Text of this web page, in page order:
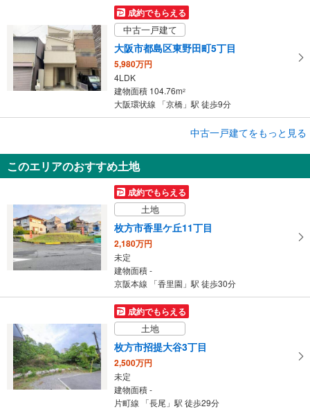
成約でもらえる
中古一戸建て
大阪市都島区東野田町5丁目
5,980万円
4LDK
建物面積 104.76m2
大阪環状線 「京橋」駅 徒歩9分
大阪市都島区東野田町5丁目
5,980万円
4LDK
建物面積 104.76m
京阪本線 「京橋」駅 徒歩8分
中古一戸建てをもっと見る
このエリアのおすすめ土地
成約でもらえる
土地
枚方市香里ケ丘11丁目
2,180万円
未定
建物面積 -
京阪本線 「香里園」駅 徒歩30分
成約でもらえる
土地
枚方市招提大谷3丁目
2,500万円
未定
建物面積 -
片町線 「長尾」駅 徒歩29分